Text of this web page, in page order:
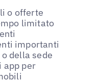
o offerte
limitato
importanti
della sede
app per